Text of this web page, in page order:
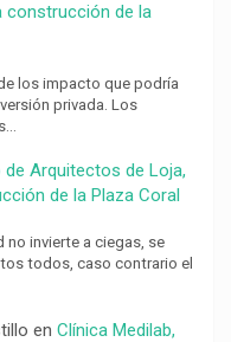
construcción de la
los impacto que podría
privada. Los
de Arquitectos de Loja,
de la Plaza Coral
no invierte a ciegas, se
todos, caso contrario el
en Clínica Medilab,